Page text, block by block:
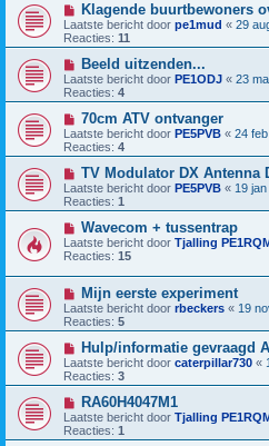
Klagende buurtbewoners
Laatste bericht door pe1mud « 29
Reacties: 11
Beeld uitzenden...
Laatste bericht door PE1ODJ « 23
Reacties: 4
70cm ATV ontvanger
Laatste bericht door PE5PVB « 24
Reacties: 4
TV Modulator DX Antenna
Laatste bericht door PE5PVB « 19
Reacties: 1
Wavecom + tussentrap
Laatste bericht door Tjalling
Reacties: 15
Mijn eerste experiment
Laatste bericht door rbeckers « 19
Reacties: 5
Hulp/informatie gevraagd
Laatste bericht door caterpillar730 «
Reacties: 3
RA60H4047M1
Laatste bericht door Tjalling
Reacties: 1